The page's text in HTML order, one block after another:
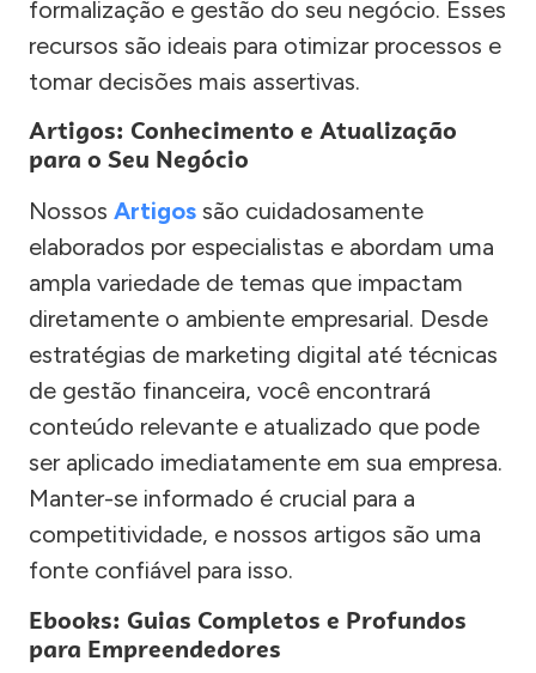
formalização e gestão do seu negócio. Esses
recursos são ideais para otimizar processos e
tomar decisões mais assertivas.
Artigos: Conhecimento e Atualização
para o Seu Negócio
Nossos Artigos são cuidadosamente
elaborados por especialistas e abordam uma
ampla variedade de temas que impactam
diretamente o ambiente empresarial. Desde
estratégias de marketing digital até técnicas
de gestão financeira, você encontrará
conteúdo relevante e atualizado que pode
ser aplicado imediatamente em sua empresa.
Manter-se informado é crucial para a
competitividade, e nossos artigos são uma
fonte confiável para isso.
Ebooks: Guias Completos e Profundos
para Empreendedores